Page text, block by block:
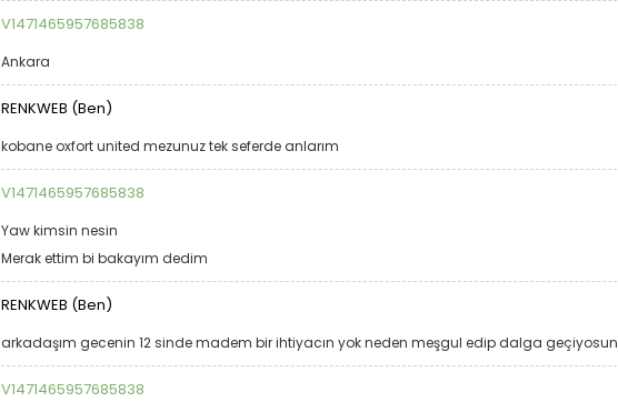
V1471465957685838
Ankara
RENKWEB (Ben)
kobane oxfort united mezunuz tek seferde anlarım
V1471465957685838
Yaw kimsin nesin
Merak ettim bi bakayım dedim
RENKWEB (Ben)
arkadaşım gecenin 12 sinde madem bir ihtiyacın yok neden meşgul edip dalga geçiyosun
V1471465957685838